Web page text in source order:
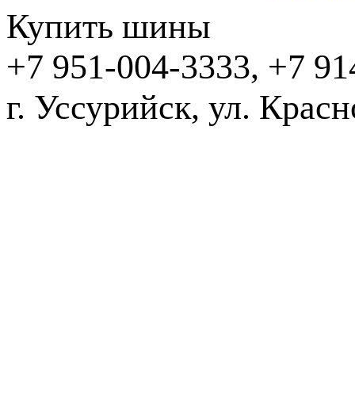
Купить шины
+7 951-004-3333, +7
г. Уссурийск,